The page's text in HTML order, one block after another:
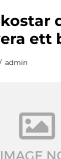
ett
admin